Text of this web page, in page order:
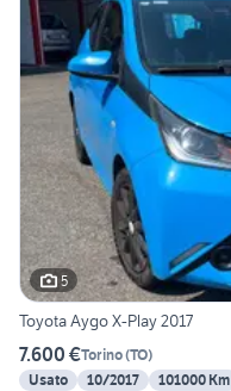
5
Toyota Aygo X-Play 2017
7.600 €Torino(TO)
Usato
10/2017 101000 Km